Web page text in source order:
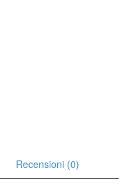
Recensioni (0)